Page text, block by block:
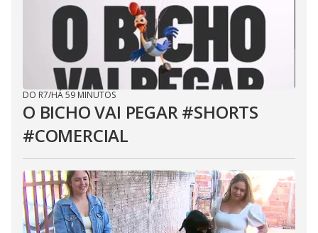
DO R7/HÁ 59 MINUTOS
O BICHO VAI PEGAR #SHORTS
#COMERCIAL